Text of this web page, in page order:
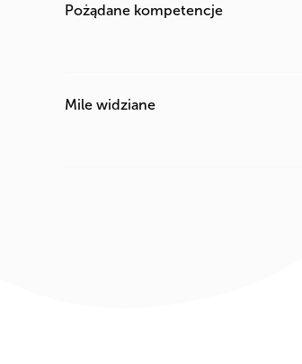
Pożądane kompetencje
Mile widziane